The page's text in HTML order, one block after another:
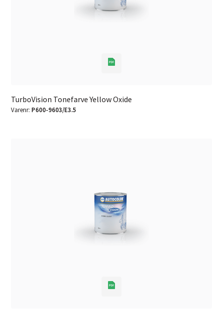
TurboVision Tonefarve Yellow Oxide
Varenr: P600-9603/E3.5